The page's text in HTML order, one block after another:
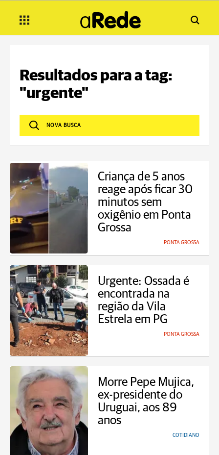
Resultados para a tag:
"urgente"
Criança de 5 anos
reage após ficar 30
minutos sem
oxigênio em Ponta
Grossa
PONTA GROSSA
Urgente: Ossada é
encontrada na
região da Vila
Estrela em PG
PONTA GROSSA
Morre Pepe Mujica,
ex-presidente do
Uruguai, aos 89
anos
COTIDIANO